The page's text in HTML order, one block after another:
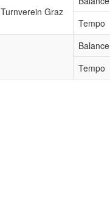
Graz
Tempo
Balance
Tempo